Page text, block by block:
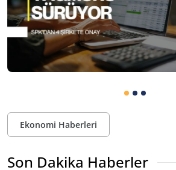
Ekonomi Haberleri
Son Dakika Haberler